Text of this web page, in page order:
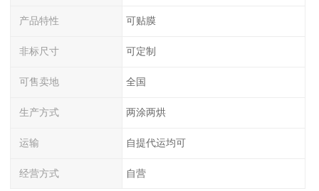
产品特性 可贴膜
非标尺寸 可定制
可售卖地 全国
生产方式 两涂两烘
运输 自提代运均可
经营方式 自营